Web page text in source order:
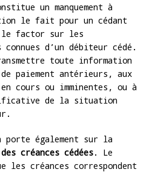
un manquement à
le fait pour un cédant
le factor sur les
d’un débiteur cédé.
toute information
paiement antérieurs, aux
cours ou imminentes, ou à
de la situation
porte également sur la
créances cédées. Le
les créances correspondent